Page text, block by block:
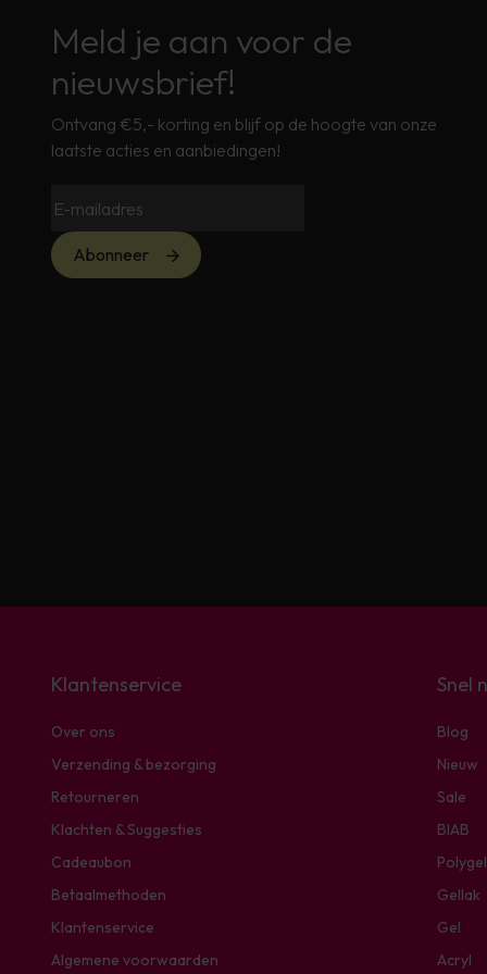
Meld je aan voor de
nieuwsbrief!
Ontvang €5,- korting en blijf op de hoogte van onze
laatste acties en aanbiedingen!
Abonneer
Klantenservice
Over ons
Verzending & bezorging
Retourneren
Klachten & Suggesties
Cadeaubon
Betaalmethoden
Klantenservice
Algemene voorwaarden
Snel
Blog
Nieuw
Sale
BIAB
Polygel
Gellak
Gel
Acryl